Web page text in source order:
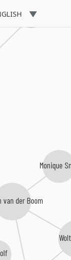
van der Boom
Hit Me TV
Monique